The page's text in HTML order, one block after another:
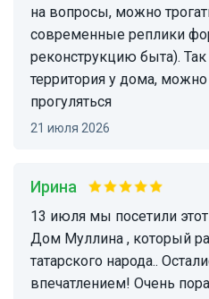
на вопросы, можно
современные реплики
реконструкцию быта).
территория у дома,
прогуляться
21 июля 2026
Ирина
13 июля мы посетили этот замечательный музей
Дом Муллина , который
татарского народа..
впечатлением! Очень